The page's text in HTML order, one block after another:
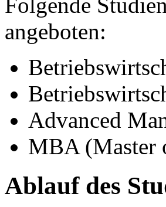
Folgende
angeboten:
Advanced
MBA (Master
Ablauf des